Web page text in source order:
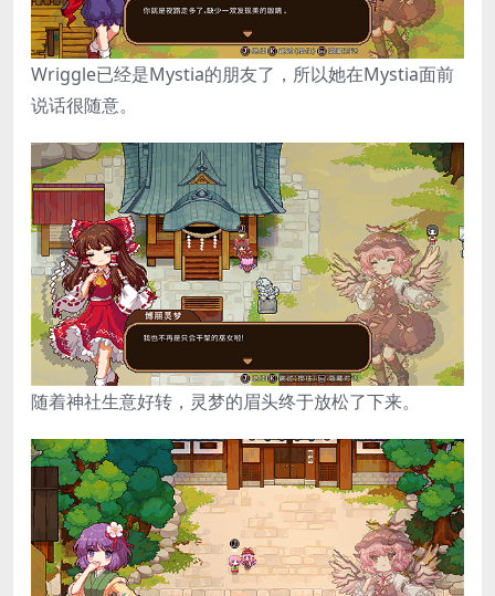
Wriggle已经是Mystia的朋友了，所以她在Mystia面前
说话很随意。
随着神社生意好转，灵梦的眉头终于放松了下来。